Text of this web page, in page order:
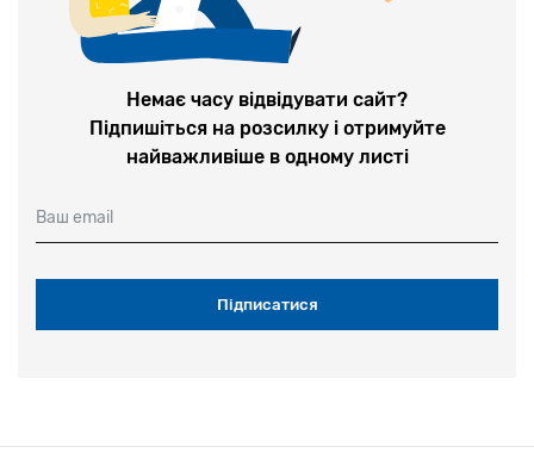
Немає часу відвідувати сайт?
Підпишіться на розсилку і отримуйте
найважливіше в одному листі
Ваш email